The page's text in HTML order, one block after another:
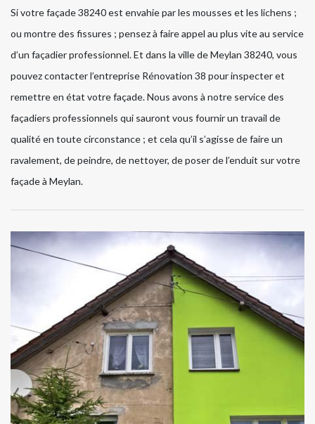
Si votre façade 38240 est envahie par les mousses et les lichens ;
ou montre des fissures ; pensez à faire appel au plus vite au service
d’un façadier professionnel. Et dans la ville de Meylan 38240, vous
pouvez contacter l’entreprise Rénovation 38 pour inspecter et
remettre en état votre façade. Nous avons à notre service des
façadiers professionnels qui sauront vous fournir un travail de
qualité en toute circonstance ; et cela qu’il s’agisse de faire un
ravalement, de peindre, de nettoyer, de poser de l’enduit sur votre
façade à Meylan.